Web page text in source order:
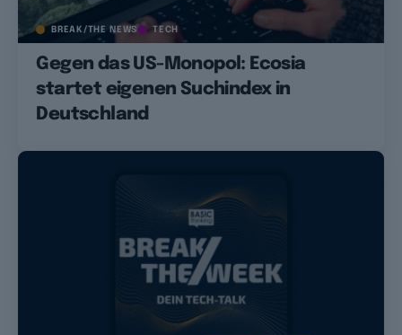
BREAK/THE NEWS TECH
Gegen das US-Monopol: Ecosia
startet eigenen Suchindex in
Deutschland